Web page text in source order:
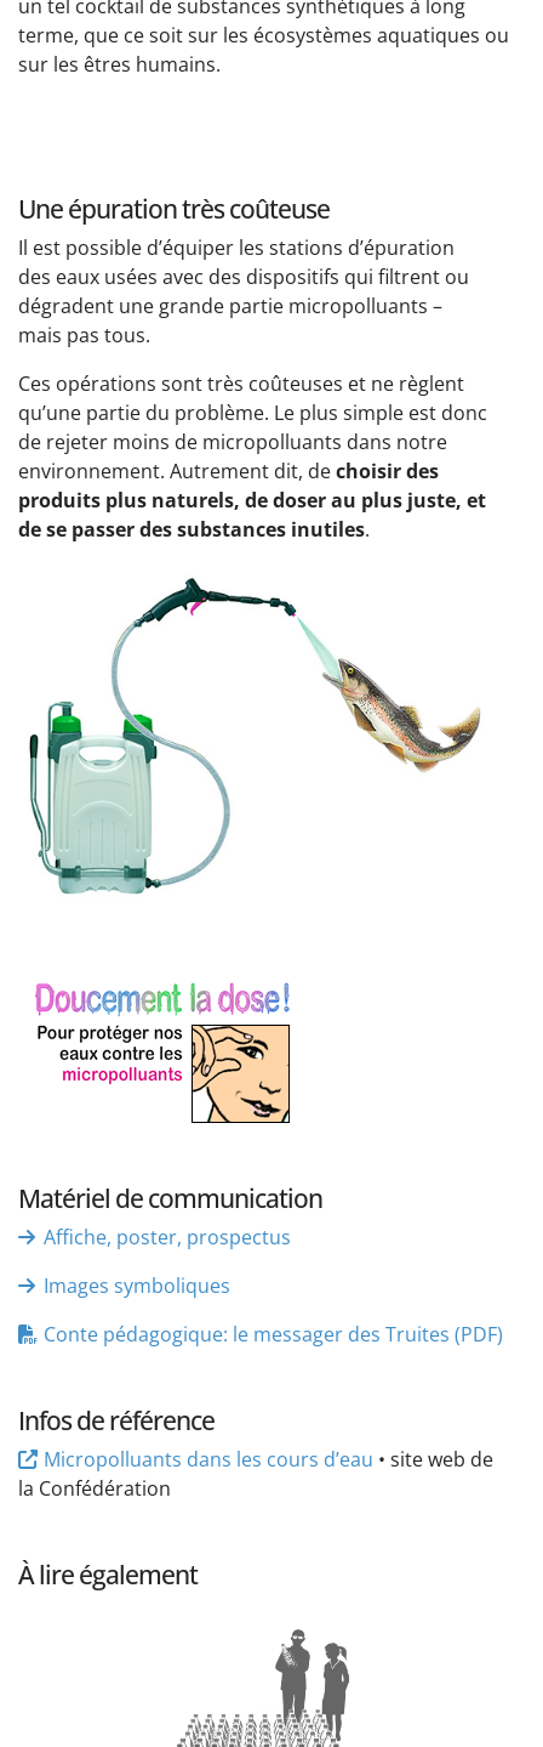
un tel cocktail de substances synthétiques à long
terme, que ce soit sur les écosystèmes aquatiques ou
sur les êtres humains.
Une épuration très coûteuse
Il est possible d’équiper les stations d’épuration
des eaux usées avec des dispositifs qui filtrent ou
dégradent une grande partie micropolluants –
mais pas tous.
Ces opérations sont très coûteuses et ne règlent
qu’une partie du problème. Le plus simple est donc
de rejeter moins de micropolluants dans notre
environnement. Autrement dit, dechoisir des
produits plus naturels, de doser au plus juste, et
de se passer des substances inutiles.
Matériel de communication
Affiche, poster, prospectus
Images symboliques
Conte pédagogique: le messager des Truites (PDF)
Infos de référence
Micropolluants dans les cours d’eau • site web de
la Confédération
À lire également